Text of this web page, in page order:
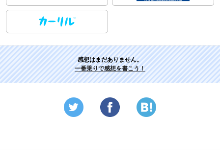
感想はまだありません。
一番乗りで感想を書こう！